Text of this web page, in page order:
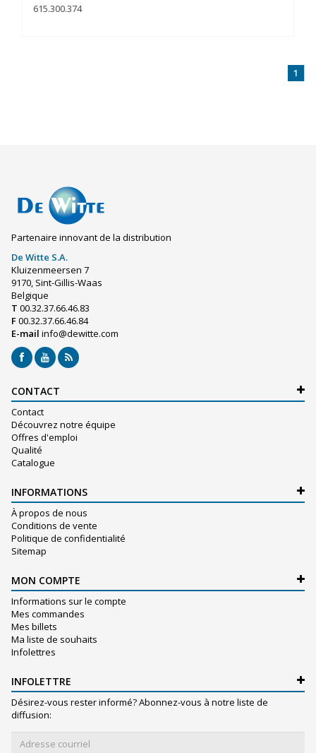
615.300.374
1
Partenaire innovant de la distribution
De Witte S.A.
Kluizenmeersen 7
9170, Sint-Gillis-Waas
Belgique
T 00.32.37.66.46.83
F00.32.37.66.46.84
E-mail info@dewitte.com
CONTACT
Contact
Découvrez notre équipe
Offres d'emploi
Qualité
Catalogue
INFORMATIONS
À propos de nous
Conditions de vente
Politique de confidentialité
Sitemap
MON COMPTE
Informations sur le compte
Mes commandes
Mes billets
Ma liste de souhaits
Infolettres
INFOLETTRE
Désirez-vous rester informé? Abonnez-vous à notre liste de
diffusion: